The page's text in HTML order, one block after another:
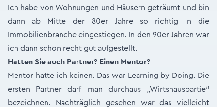
Ich habe von Wohnungen und Häusern geträumt und bin
dann ab Mitte der 80er Jahre so richtig in die
Immobilienbranche eingestiegen. In den 90er Jahren war
ich dann schon recht gut aufgestellt.
Hatten Sie auch Partner? Einen Mentor?
Mentor hatte ich keinen. Das war Learning by Doing. Die
ersten Partner darf man durchaus „Wirtshauspartie“
bezeichnen. Nachträglich gesehen war das vielleicht